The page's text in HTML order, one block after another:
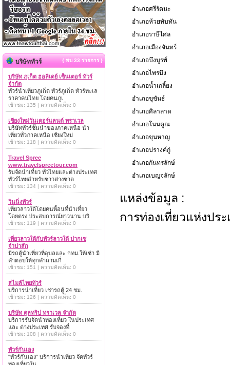
อำเภอศรีรัตนะ
อำเภอห้วยทับทัน
อำเภอราษีไศล
อำเภอเมืองจันทร์
อำเภอบึงบูรพ์
อำเภอไพรบึง
อำเภอน้ำเกลี้ยง
อำเภอขุขันธ์
อำเภอศิลาลาด
อำเภอโนนคูณ
อำเภอขุนหาญ
อำเภอปรางค์กู่
อำเภอกันทรลักษ์
อำเภอเบญจลักษ์
แหล่งข้อมูล :
การท่องเที่ยวแห่งปร
บริษัททัวร์ { พบ 33 รายการ }
บริษัท ภูเก็ต ฮอลิเดย์ เซ็นเตอร์ ทัวร์
จำกัด
ทัวร์นำเที่ยวภูเก็ต ทัวร์ภูเก็ต ทัวร์ทะเล
ราคาคนไทย โดยคนภูเ
เข้าชม: 135 | ความคิดเห็น: 0
เชียงใหม่วันเดอร์แลนด์ ทราเวล
บริษัททัวร์ชั้นนำของภาคเหนือ นำ
เที่ยวทั่วภาคเหนือ เชียงใหม่
เข้าชม: 118 | ความคิดเห็น: 0
Travel Spree
www.travelspreetour.com
รับจัดนำเที่ยว ทั่วไทยและต่างประเทศ
ทัวร์ไทยสำหรับชาวต่างชาต
เข้าชม: 134 | ความคิดเห็น: 0
วินนิ่งทัวร์
เที่ยวลาวใต้โดยคนพื้อนที่นำเที่ยว
โดยตรง ประสบการณ์ยาวนาน บริ
เข้าชม: 119 | ความคิดเห็น: 0
เที่ยวลาวใต้กับทัวร์ลาวใต้ ปากเซ
จำปาสัก
มีรถตู้นำเที่ยวที่อุบลและ กทม.ให้เช่า มี
คำตอบให้ทุกคำถามเกี่
เข้าชม: 151 | ความคิดเห็น: 0
สไมล์ไทยทัวร์
บริการนำเที่ยว เช่ารถตู้ 24 ชม.
เข้าชม: 126 | ความคิดเห็น: 0
บริษัท คูลทริป ทราเวล จำกัด
บริการรับจัดนำท่องเที่ยว ในประเทศ
และ ต่างประเทศ รับจองที่
เข้าชม: 108 | ความคิดเห็น: 0
ทัวร์กันเอง
"ทัวร์กันเอง" บริการนำเที่ยว จัดทัวร์